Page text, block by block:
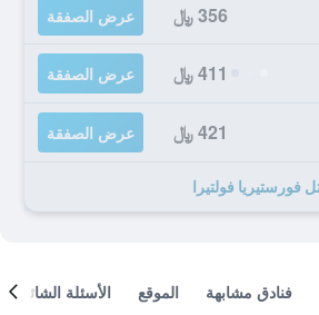
356 ﷼ عرض الصفقة
411 ﷼ عرض الصفقة
421 ﷼ عرض الصفقة
فنادق مشابهة الموقع الأسئلة الشائعة